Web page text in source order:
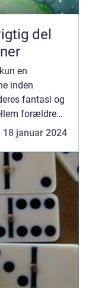
del
en
inden
fantasi og
forældre
i verdenen
18 januar 2024